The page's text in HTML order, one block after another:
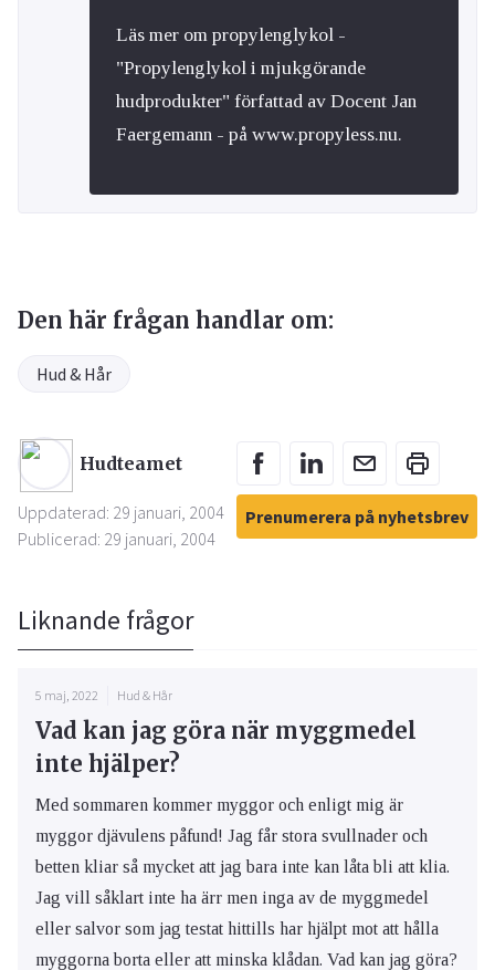
Läs mer om propylenglykol -
"Propylenglykol i mjukgörande
hudprodukter" författad av Docent Jan
Faergemann - på www.propyless.nu.
Den här frågan handlar om:
Hud & Hår
Hudteamet
Uppdaterad: 29 januari, 2004
Publicerad: 29 januari, 2004
Prenumerera på nyhetsbrev
Liknande frågor
5 maj, 2022 Hud & Hår
Vad kan jag göra när myggmedel
inte hjälper?
Med sommaren kommer myggor och enligt mig är
myggor djävulens påfund! Jag får stora svullnader och
betten kliar så mycket att jag bara inte kan låta bli att klia.
Jag vill såklart inte ha ärr men inga av de myggmedel
eller salvor som jag testat hittills har hjälpt mot att hålla
myggorna borta eller att minska klådan. Vad kan jag göra?